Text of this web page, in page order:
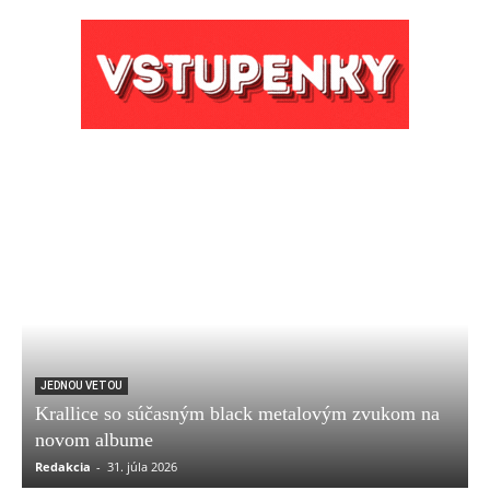
JEDNOU VETOU
Krallice so súčasným black metalovým zvukom na
novom albume
Redakcia - 31. júla 2026